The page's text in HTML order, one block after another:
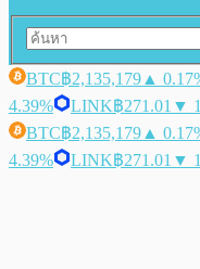
BTC฿2,135,179 ▲
4.39%
LINK฿271.01 ▼
BTC฿2,135,179 ▲
4.39%
LINK฿271.01 ▼